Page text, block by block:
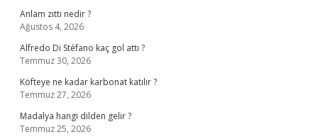
Anlam zıttı nedir ?
Ağustos 4, 2026
Alfredo Di Stéfano kaç gol attı ?
Temmuz 30, 2026
Köfteye ne kadar karbonat katılır ?
Temmuz 27, 2026
Madalya hangi dilden gelir ?
Temmuz 25, 2026